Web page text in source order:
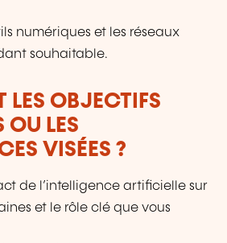
numériques et les réseaux
souhaitable.
LES OBJECTIFS
OU LES
VISÉES ?
de l’intelligence artificielle sur
et le rôle clé que vous